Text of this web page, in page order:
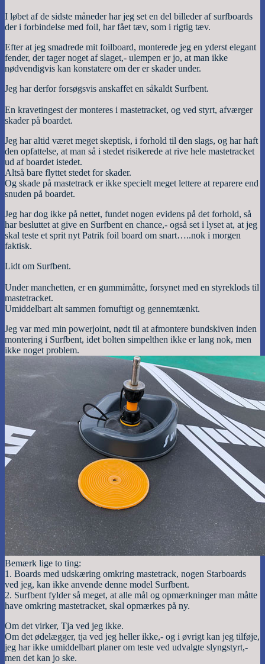
I løbet af de sidste måneder har jeg set en del billeder af surfboards
der i forbindelse med foil, har fået tæv, som i rigtig tæv.
Efter at jeg smadrede mit foilboard, monterede jeg en yderst elegant
fender, der tager noget af slaget,- ulempen er jo, at man ikke
nødvendigvis kan konstatere om der er skader under.
Jeg har derfor forsøgsvis anskaffet en såkaldt Surfbent.
En kravetingest der monteres i mastetracket, og ved styrt, afværger
skader på boardet.
Jeg har altid været meget skeptisk, i forhold til den slags, og har haft
den opfattelse, at man så i stedet risikerede at rive hele mastetracket
ud af boardet istedet.
Altså bare flyttet stedet for skader.
Og skade på mastetrack er ikke specielt meget lettere at reparere end
snuden på boardet.
Jeg har dog ikke på nettet, fundet nogen evidens på det forhold, så
har besluttet at give en Surfbent en chance,- også set i lyset at, at jeg
skal teste et sprit nyt Patrik foil board om snart…..nok i morgen
faktisk.
Lidt om Surfbent.
Under manchetten, er en gummimåtte, forsynet med en styreklods til
mastetracket.
Umiddelbart alt sammen fornuftigt og gennemtænkt.
Jeg var med min powerjoint, nødt til at afmontere bundskiven inden
montering i Surfbent, idet bolten simpelthen ikke er lang nok, men
ikke noget problem.
Bemærk lige to ting:
1. Boards med udskæring omkring mastetrack, nogen Starboards
ved jeg, kan ikke anvende denne model Surfbent.
2. Surfbent fylder så meget, at alle mål og opmærkninger man måtte
have omkring mastetracket, skal opmærkes på ny.
Om det virker, Tja ved jeg ikke.
Om det ødelægger, tja ved jeg heller ikke,- og i øvrigt kan jeg tilføje,
jeg har ikke umiddelbart planer om teste ved udvalgte slyngstyrt,-
men det kan jo ske.